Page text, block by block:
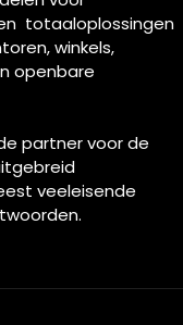
totaaloplossingen
winkels,
openbare
partner voor de
veeleisende